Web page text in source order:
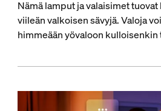
Nämä lamput ja valaisimet
viileän valkoisen sävyjä. Valoja
himmeään yövaloon kulloisenkin